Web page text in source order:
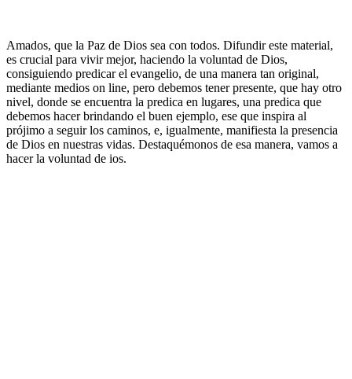
Amados, que la Paz de Dios sea con todos. Difundir este material,
es crucial para vivir mejor, haciendo la voluntad de Dios,
consiguiendo predicar el evangelio, de una manera tan original,
mediante medios on line, pero debemos tener presente, que hay otro
nivel, donde se encuentra la predica en lugares, una predica que
debemos hacer brindando el buen ejemplo, ese que inspira al
prójimo a seguir los caminos, e, igualmente, manifiesta la presencia
de Dios en nuestras vidas. Destaquémonos de esa manera, vamos a
hacer la voluntad de ios.